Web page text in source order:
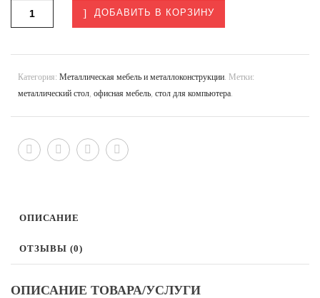
ДОБАВИТЬ В КОРЗИНУ
Категория: Металлическая мебель и металлоконструкции. Метки:
металлический стол, офисная мебель, стол для компьютера.
ОПИСАНИЕ
ОТЗЫВЫ (0)
ОПИСАНИЕ ТОВАРА/УСЛУГИ